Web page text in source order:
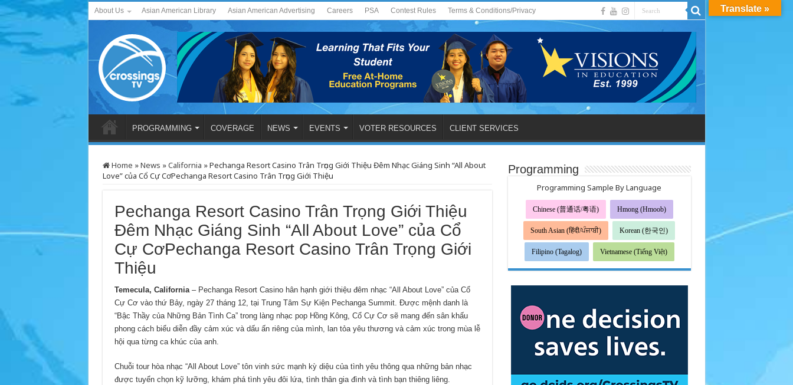
About Us Asian American Library Asian American Advertising Careers PSA Contest Rules Terms & Conditions/Privacy
PROGRAMMING COVERAGE NEWS EVENTS VOTER RESOURCES CLIENT SERVICES
Home »News »California »Pechanga Resort Casino Trân Trọng Giới Thiệu Đêm Nhạc Giáng Sinh “All About
Love” của Cổ Cự CơPechanga Resort Casino Trân Trọng Giới Thiệu
Pechanga Resort Casino Trân Trọng Giới Thiệu
Đêm Nhạc Giáng Sinh “All About Love” của Cổ
Cự CơPechanga Resort Casino Trân Trọng Giới
Thiệu
Temecula, California– Pechanga Resort Casino hân hạnh giới thiệu đêm nhạc “All About Love” của Cổ
Cự Cơ vào thứ Bảy, ngày 27 tháng 12, tại Trung Tâm Sự Kiện Pechanga Summit. Được mệnh danh là
“Bậc Thầy của Những Bản Tình Ca” trong làng nhạc pop Hồng Kông, Cổ Cự Cơ sẽ mang đến sân khấu
phong cách biểu diễn đầy cảm xúc và dấu ấn riêng của mình, lan tỏa yêu thương và cảm xúc trong mùa lễ
hội qua từng ca khúc của anh.
Chuỗi tour hòa nhạc “All About Love” tôn vinh sức mạnh kỳ diệu của tình yêu thông qua những bản nhạc
được tuyển chọn kỹ lưỡng, khám phá tình yêu đôi lứa, tình thân gia đình và tình bạn thiêng liêng.
Programming
Programming Sample By Language
Chinese (普通话/粤语) Hmong (Hmoob)
South Asian (हिंदी/ਪੰਜਾਬੀ) Korean (한국인)
Filipino (Tagalog) Vietnamese (Tiếng Việt)
Translate »